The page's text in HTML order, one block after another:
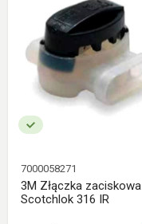
7000058271
3M Złączka zaciskowa
Scotchlok 316 IR